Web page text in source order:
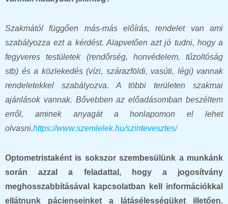
Szakmától függően más-más előírás, rendelet van ami
szabályozza ezt a kérdést. Alapvetően azt jó tudni, hogy a
fegyveres testületek (rendőrség, honvédelem, tűzoltóság
stb) és a közlekedés (vízi, szárazföldi, vasúti, légi) vannak
rendeletekkel szabályozva. A többi területen szakmai
ajánlások vannak. Bővebben az előadásomban beszéltem
erről, aminek anyagát a honlapomon el lehet
olvasni.https://www.szemlelek.hu/szintevesztes/
Optometristaként is sokszor szembesülünk a munkánk
során azzal a feladattal, hogy a jogosítvány
meghosszabbításával kapcsolatban kell információkkal
ellátnunk pácienseinket a látásélességüket illetően.